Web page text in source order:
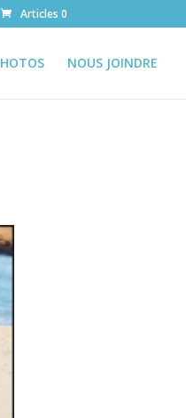
Articles 0
NOUS JOINDRE